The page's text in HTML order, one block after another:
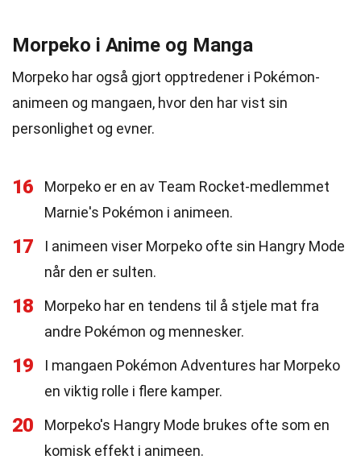
Morpeko i Anime og Manga
Morpeko har også gjort opptredener i Pokémon-
animeen og mangaen, hvor den har vist sin
personlighet og evner.
16
Morpeko er en av Team Rocket-medlemmet
Marnie's Pokémon i animeen.
17
I animeen viser Morpeko ofte sin Hangry Mode
når den er sulten.
18
Morpeko har en tendens til å stjele mat fra
andre Pokémon og mennesker.
19
I mangaen Pokémon Adventures har Morpeko
en viktig rolle i flere kamper.
20
Morpeko's Hangry Mode brukes ofte som en
komisk effekt i animeen.